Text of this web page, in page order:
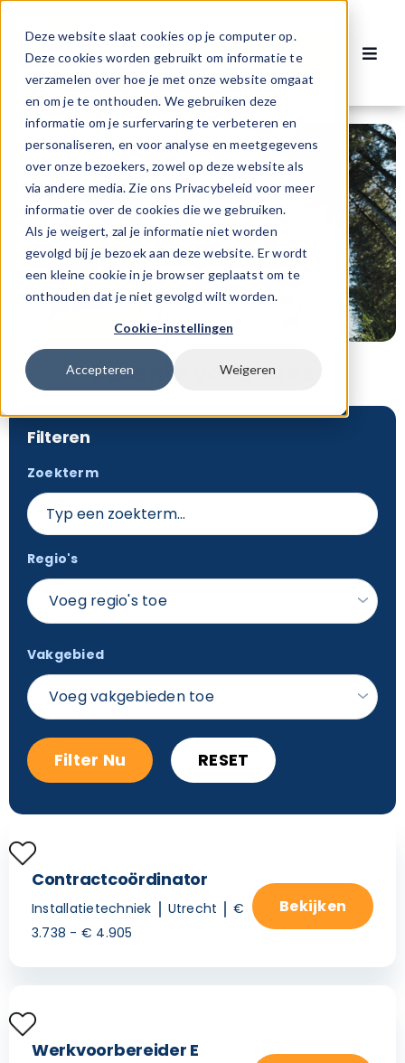
Deze website slaat cookies op je computer op.
Deze cookies worden gebruikt om informatie te
verzamelen over hoe je met onze website omgaat
en om je te onthouden. We gebruiken deze
informatie om je surfervaring te verbeteren en
personaliseren, en voor analyse en meetgegevens
over onze bezoekers, zowel op deze website als
via andere media. Zie ons Privacybeleid voor meer
informatie over de cookies die we gebruiken.
Als je weigert, zal je informatie niet worden
gevolgd bij je bezoek aan deze website. Er wordt
een kleine cookie in je browser geplaatst om te
onthouden dat je niet gevolgd wilt worden.
Cookie-instellingen
Accepteren Weigeren
naar
inhoud
Contact
Vacatures
Voor werknemers
Voor werkgevers
Over ons
Recente vacatures
Filteren
Zoekterm
Regio's
Voeg regio's toe
Vakgebied
Voeg vakgebieden toe
Filter Nu RESET
Contractcoördinator
Installatietechniek Utrecht
€
3.738 - € 4.905
Bekijken
Werkvoorbereider E